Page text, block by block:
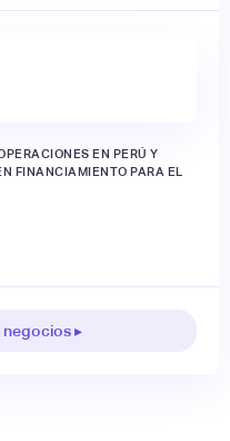
EN PERÚ Y
FINANCIAMIENTO PARA EL
▸